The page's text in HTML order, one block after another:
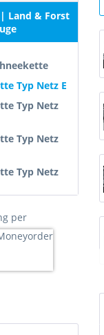
Land & Forst
Typ Netz E
Typ Netz
Typ Netz
Typ Netz
per